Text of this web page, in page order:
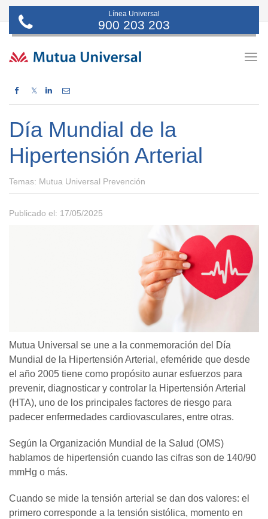
Línea Universal
900 203 203
𝕏
Día Mundial de la
Hipertensión Arterial
Temas: Mutua Universal Prevención
Publicado el: 17/05/2025
Mutua Universal se une a la conmemoración del Día
Mundial de la Hipertensión Arterial, efeméride que desde
el año 2005 tiene como propósito aunar esfuerzos para
prevenir, diagnosticar y controlar la Hipertensión Arterial
(HTA), uno de los principales factores de riesgo para
padecer enfermedades cardiovasculares, entre otras.
Según la Organización Mundial de la Salud (OMS)
hablamos de hipertensión cuando las cifras son de 140/90
mmHg o más.
Cuando se mide la tensión arterial se dan dos valores: el
primero corresponde a la tensión sistólica, momento en